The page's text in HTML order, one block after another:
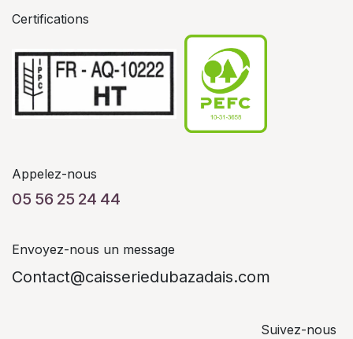
Certifications
Appelez-nous
05 56 25 24 44
Envoyez-nous un message
Contact@caisseriedubazadais.com
Suivez-nous